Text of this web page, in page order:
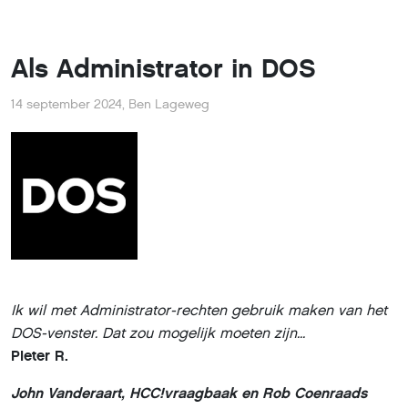
Als Administrator in DOS
14 september 2024, Ben Lageweg
Ik wil met Administrator-rechten gebruik maken van het
DOS-venster. Dat zou mogelijk moeten zijn...
Pieter R.
John Vanderaart, HCC!vraagbaak en Rob Coenraads